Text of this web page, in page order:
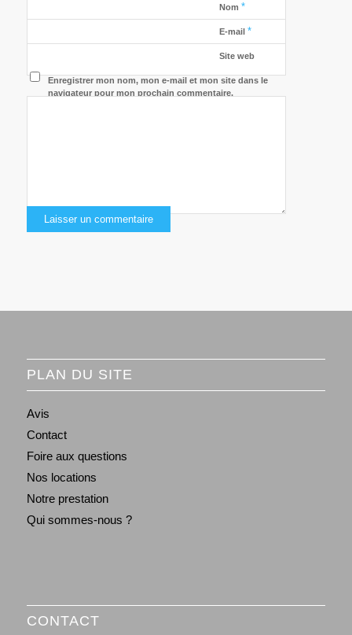
Nom *
E-mail *
Site web
Enregistrer mon nom, mon e-mail et mon site dans le
navigateur pour mon prochain commentaire.
PLAN DU SITE
Avis
Contact
Foire aux questions
Nos locations
Notre prestation
Qui sommes-nous ?
CONTACT